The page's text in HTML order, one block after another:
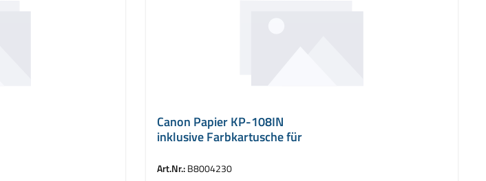
Canon Papier KP-108IN
inklusive Farbkartusche für
Art.Nr.:B8004230